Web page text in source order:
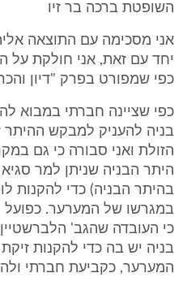
השופטת ברכה בר זיו
אני מסכימה עם התוצאה
יחד עם זאת, אני חולקת על
כפי שמפורט בפרק "דיון
כפי שציינה חברתי במבוא
בניה להעניק למבקש ההיתר
הזולת ואני סבורה כי גם
היתר הבניה שניתן למר
בהיתר הבניה) כדי להקנות לו
במגרשו של המערער. כפועל
כי העובדה שהגב'
בניה יש בה כדי להקנות
המערער, כקביעת חברתי